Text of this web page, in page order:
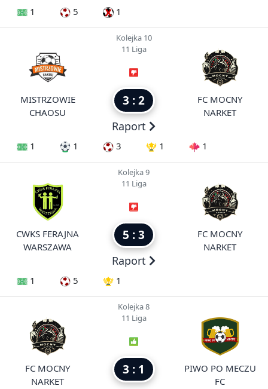
1 5 1
MISTRZOWIE
CHAOSU
Kolejka 10
11 Liga
3 : 2
Raport
FC MOCNY
NARKET
1 1 3 1 1
CWKS FERAJNA
WARSZAWA
Kolejka 9
11 Liga
5 : 3
Raport
FC MOCNY
NARKET
1 5 1
FC MOCNY
NARKET
Kolejka 8
11 Liga
3 : 1
PIWO PO MECZU
FC